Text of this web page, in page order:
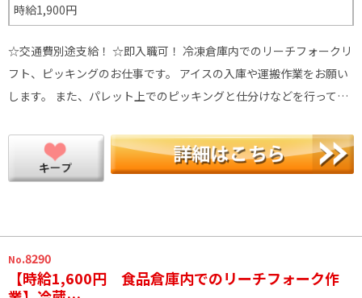
時給1,900円
☆交通費別途支給！ ☆即入職可！ 冷凍倉庫内でのリーチフォークリ
フト、ピッキングのお仕事です。 アイスの入庫や運搬作業をお願い
します。 また、パレット上でのピッキングと仕分けなどを行って…
No.8290
【時給1,600円 食品倉庫内でのリーチフォーク作